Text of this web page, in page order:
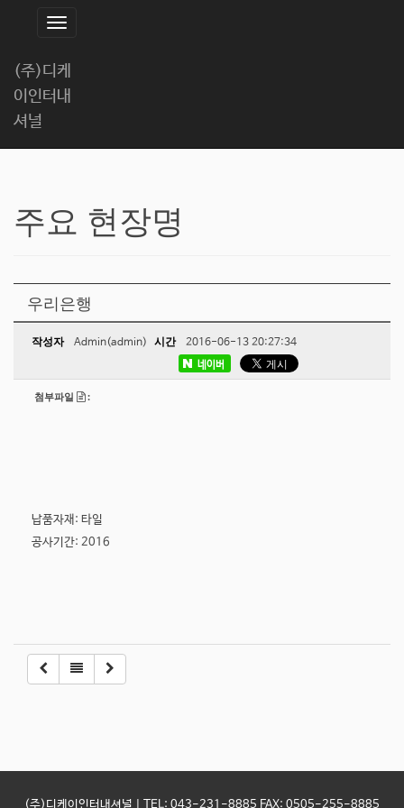
T
g
g
v
i
t
i
o
(주)디케
이인터내
셔널
주요 현장명
우리은행
작성자 Admin(admin) 시간 2016-06-13 20:27:34
네이버
첨부파일 :
납품자재: 타일
공사기간: 2016
(주)디케이인터내셔널 | TEL: 043-231-8885 FAX: 0505-255-8885